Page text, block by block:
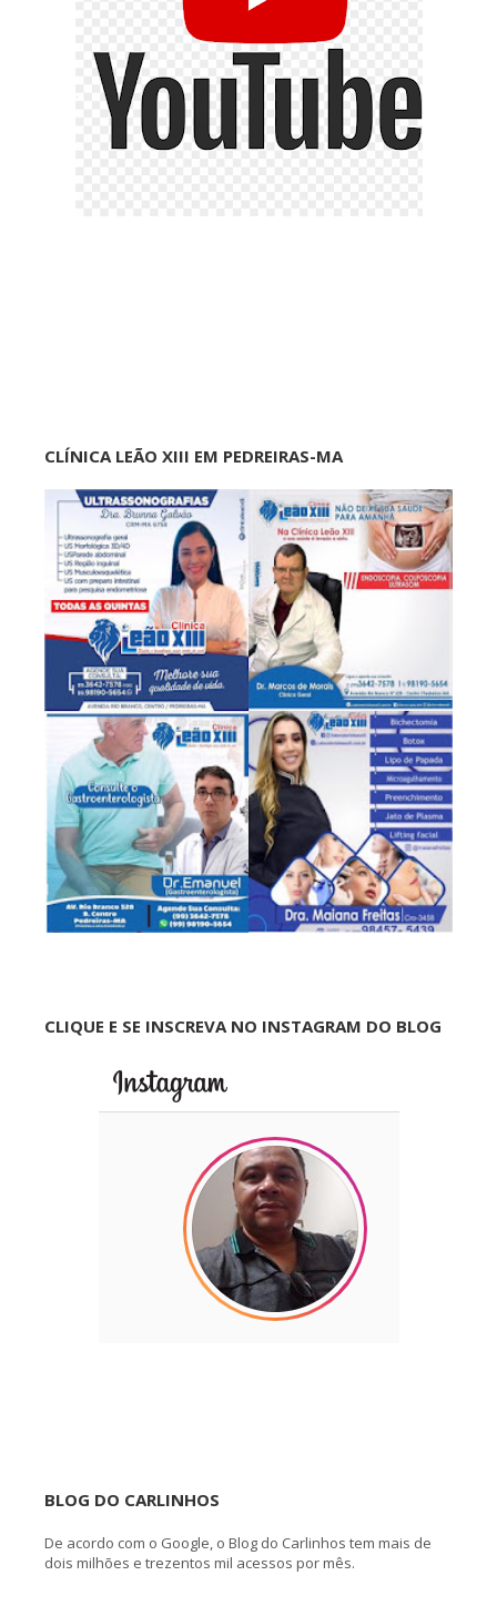
CLÍNICA LEÃO XIII EM PEDREIRAS-MA
CLIQUE E SE INSCREVA NO INSTAGRAM DO BLOG
BLOG DO CARLINHOS
De acordo com o Google, o Blog do Carlinhos tem mais de
dois milhões e trezentos mil acessos por mês.